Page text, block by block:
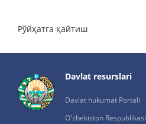
Рўйҳатга қайтиш
Davlat resurslari
Davlat hukumat Portali
O'zbekiston Respublikasi